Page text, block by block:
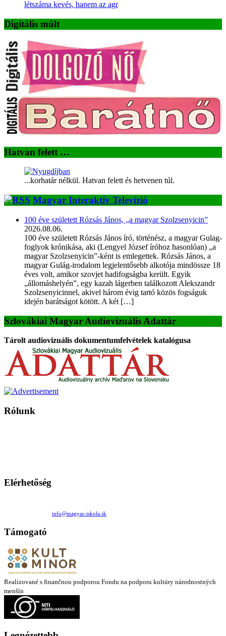
létszáma kevés, hanem az agr
Digitális múlt
Hatvan felett …
...korhatár nélkül. Hatvan felett és hetvenen túl.
Magyar Interaktív Televízió
100 éve született Rózsás János, „a magyar Szolzsenyicin”
2026.08.06.
100 éve született Rózsás János író, történész, a magyar Gulag-
foglyok krónikása, aki (Lengyel József íróhoz hasonlóan) „a
magyar Szolzsenyicin”-ként is emlegettek. Rózsás János, a
magyar Gulág-irodalom legjelentősebb alkotója mindössze 18
éves volt, amikor szovjet hadifogságba került. Egyik
„állomáshelyén”, egy kazah lágerben találkozott Alekszandr
Szolzsenyicinnel, akivel három évig tartó közös fogságuk
idején barátságot kötött. A két […]
Szlovákiai Magyar Audiovizuális Adattár
Tárolt audiovizuális dokumentumfelvételek katalógusa
Rólunk
Elérhetőség
info@magyar-iskola.sk
Támogató
Realizované s finančnou podporou Fondu na podporu kultúry národnostných
menšín